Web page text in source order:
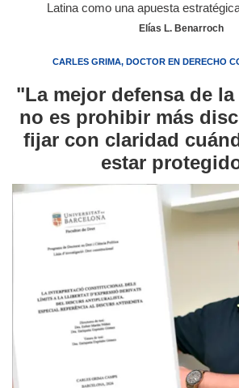
Latina como una apuesta
Elías L. Benarroch
CARLES GRIMA, DOCTOR EN DERECHO
"La mejor defensa de
no es prohibir más
fijar con claridad
estar